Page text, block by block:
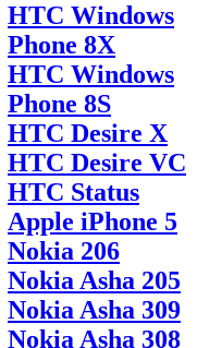
HTC Windows
Phone 8X
HTC Windows
Phone 8S
HTC Desire X
HTC Desire VC
HTC Status
Apple iPhone 5
Nokia 206
Nokia Asha 205
Nokia Asha 309
Nokia Asha 308